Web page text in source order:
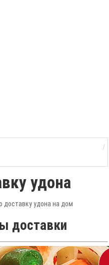
удона
доставку удона на дом
доставки